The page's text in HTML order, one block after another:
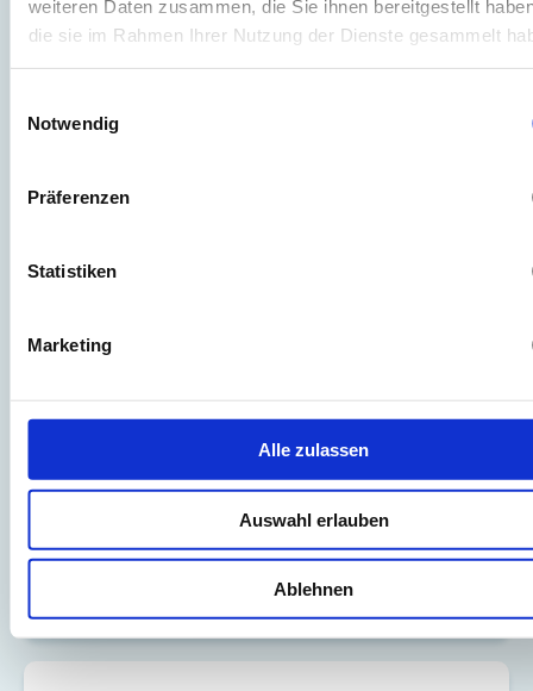
weiteren Daten zusammen, die Sie ihnen bereitgestellt
die sie im Rahmen Ihrer Nutzung der Dienste gesammelt
Notwendig
Präferenzen
Statistiken
Marketing
Alle zulassen
Auswahl erlauben
Ablehnen
Warum sollte ich mein Fashion
Welche Vorteile bietet MS Direct im